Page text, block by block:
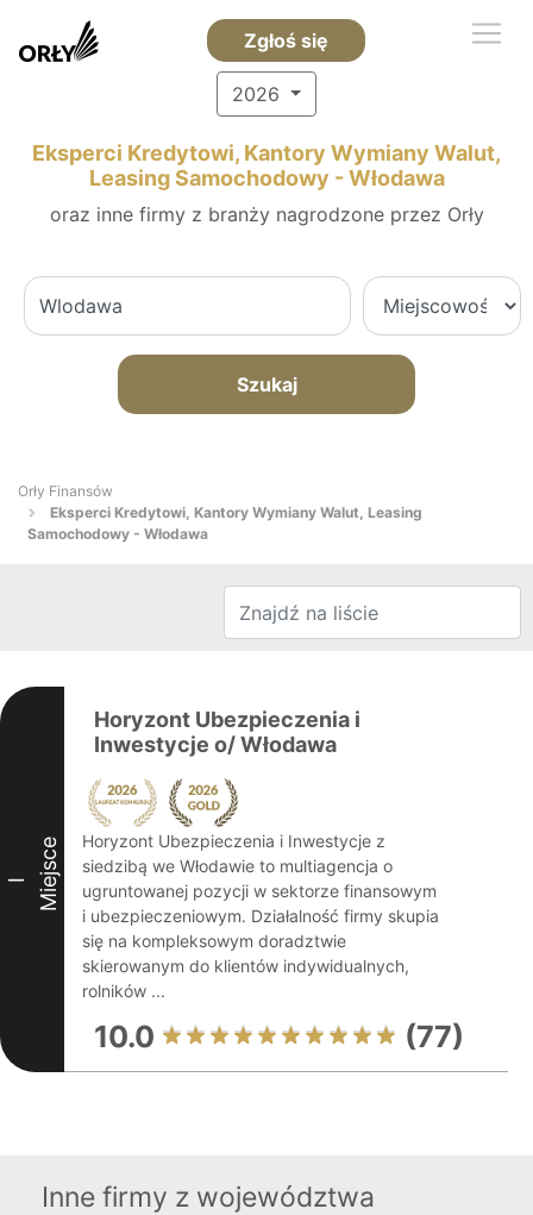
Zgłoś się
2026
Eksperci Kredytowi, Kantory Wymiany Walut,
Leasing Samochodowy - Włodawa
oraz inne firmy z branży nagrodzone przez Orły
Szukaj
Orły Finansów
Eksperci Kredytowi, Kantory Wymiany Walut, Leasing
Samochodowy - Włodawa
I Miejsce
Horyzont Ubezpieczenia i
Inwestycje o/ Włodawa
Horyzont Ubezpieczenia i Inwestycje z
siedzibą we Włodawie to multiagencja o
ugruntowanej pozycji w sektorze finansowym
i ubezpieczeniowym. Działalność firmy skupia
się na kompleksowym doradztwie
skierowanym do klientów indywidualnych,
rolników ...
10.0 (77)
Inne firmy z województwa